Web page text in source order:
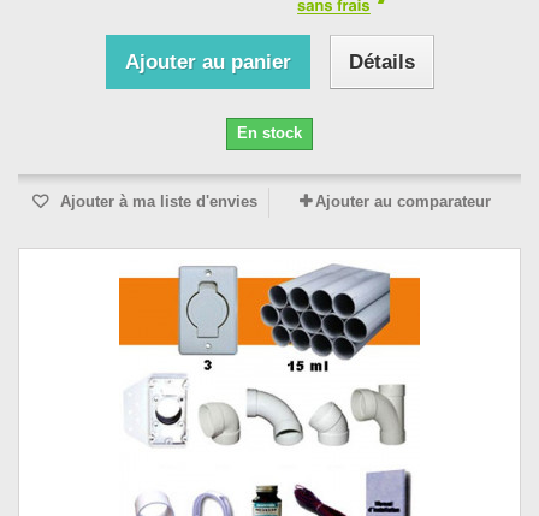
Ajouter au panier Détails
En stock
Ajouter à ma liste d'envies Ajouter au comparateur